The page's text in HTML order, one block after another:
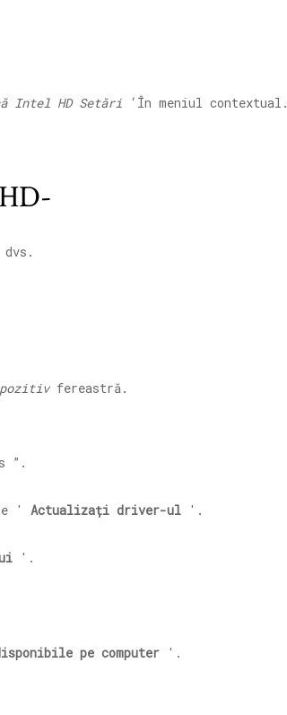
Intel HD Setări ‘În meniul contextual.
fereastră.
s ”.
' Actualizați driver-ul '.
'.
pe computer '.